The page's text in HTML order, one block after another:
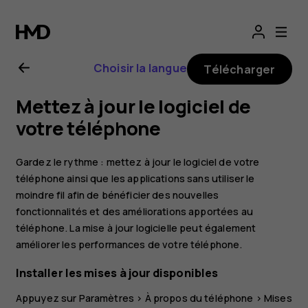
Guide
de
l'utilisateur
Nokia
5
Choisir la langue Télécharger
Mettez à jour le logiciel de
votre téléphone
Gardez le rythme : mettez à jour le logiciel de votre
téléphone ainsi que les applications sans utiliser le
moindre fil afin de bénéficier des nouvelles
fonctionnalités et des améliorations apportées au
téléphone. La mise à jour logicielle peut également
améliorer les performances de votre téléphone.
Installer les mises à jour disponibles
Appuyez sur Paramètres > À propos du téléphone > Mises